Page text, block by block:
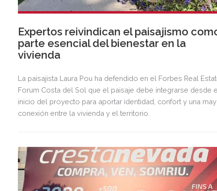
Expertos reivindican el paisajismo
parte esencial del bienestar en la
vivienda
La paisajista Laura Pou ha defendido en el Forbes Real
Forum Costa del Sol que el paisaje debe integrarse desde
inicio del proyecto para aportar identidad, confort y una
conexión entre la vivienda y el territorio.